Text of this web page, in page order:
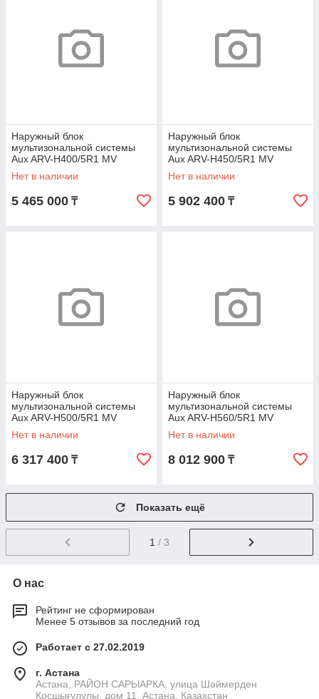
Наружный блок
мультизональной системы
Aux ARV-H400/5R1 MV
Нет в наличии
5 465 000 ₸
Наружный блок
мультизональной системы
Aux ARV-H450/5R1 MV
Нет в наличии
5 902 400 ₸
Наружный блок
мультизональной системы
Aux ARV-H500/5R1 MV
Нет в наличии
6 317 400 ₸
Наружный блок
мультизональной системы
Aux ARV-H560/5R1 MV
Нет в наличии
8 012 900 ₸
Показать ещё
1 / 3
О нас
Рейтинг не сформирован
Менее 5 отзывов за последний год
Работает с 27.02.2019
г. Астана
Астана, РАЙОН САРЫАРКА, улица Шәймерден
Қосшығұлұлы, дом 11, Астана, Казахстан